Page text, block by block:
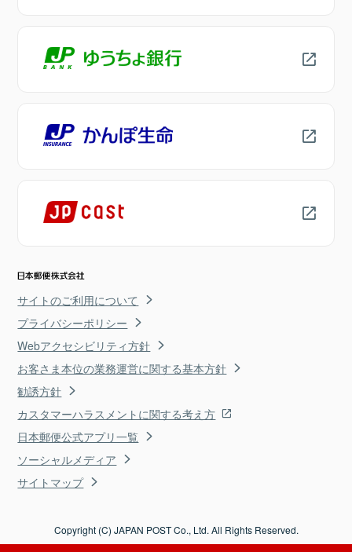
サイトのご利用について
プライバシーポリシー
Webアクセシビリティ方針
お客さま本位の業務運営に関する基本方針
勧誘方針
カスタマーハラスメントに関する考え方
日本郵便公式アプリ一覧
ソーシャルメディア
サイトマップ
Copyright (C) JAPAN POST Co., Ltd. All Rights Reserved.